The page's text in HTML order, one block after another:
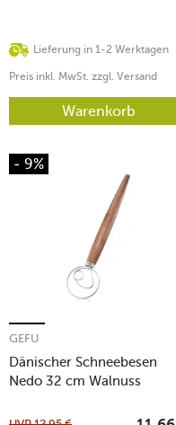
Lieferung in 1-2 Werktagen
Preis inkl. MwSt. zzgl. Versand
Warenkorb
- 9%
Dänischer Schneebesen
Nedo 32 cm Walnuss
GEFU